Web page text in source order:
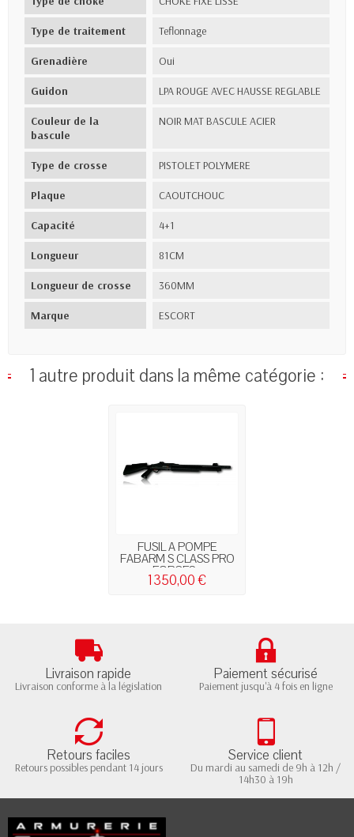
Type de traitement Teflonnage
Grenadière Oui
Guidon LPA ROUGE AVEC HAUSSE REGLABLE
Couleur de la
bascule
NOIR MAT BASCULE ACIER
Type de crosse PISTOLET POLYMERE
Plaque CAOUTCHOUC
Capacité 4+1
Longueur 81CM
Longueur de crosse 360MM
Marque ESCORT
1 autre produit dans la même catégorie :
FUSIL A POMPE
FABARM S CLASS PRO
FORCES...
1 350,00 €
Livraison rapide
Livraison conforme à la législation
Paiement sécurisé
Paiement jusqu'à 4 fois en ligne
Retours faciles
Retours possibles pendant 14 jours
Service client
Du mardi au samedi de 9h à 12h /
14h30 à 19h